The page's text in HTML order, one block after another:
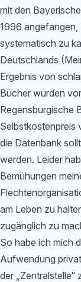
mit den
1996
systematisch zu
Deutschlands
Ergebnis von
Bücher wurden
Regensburgische
Selbstkostenpreis
die Datenbank
werden. Leider
Bemühungen
am Leben zu
zugänglich zu
So habe ich mich
Aufwendung
der